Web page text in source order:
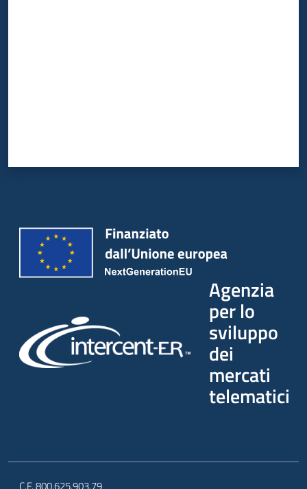
Agenzia
per lo
sviluppo
dei
mercati
telematici
C.F. 800.625.903.79